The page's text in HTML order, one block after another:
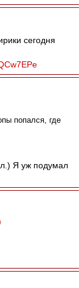
сегодня
попался, где
Я уж подумал